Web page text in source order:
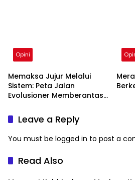
Opini
Memaksa Jujur Melalui
Sistem: Peta Jalan
Evolusioner Memberantas
Leave a Reply
You must be logged in to post a
Read Also